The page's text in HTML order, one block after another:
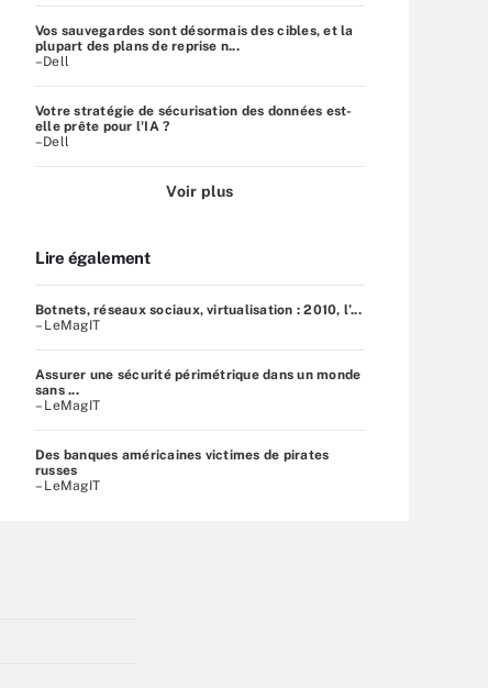
Vos sauvegardes sont désormais des cibles, et la
plupart des plans de reprise n...
–Dell
Votre stratégie de sécurisation des données est-
elle prête pour l'IA ?
–Dell
Voir plus
Lire également
Botnets, réseaux sociaux, virtualisation : 2010, l’...
– LeMagIT
Assurer une sécurité périmétrique dans un monde
sans ...
– LeMagIT
Des banques américaines victimes de pirates
russes
– LeMagIT